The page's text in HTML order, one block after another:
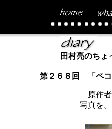
田村亮のちょ
第２６８回 「ペコ
原作者
写真を